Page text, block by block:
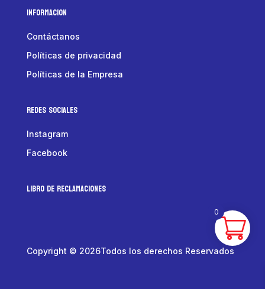
Informacion
Contáctanos
Políticas de privacidad
Políticas de la Empresa
Redes Sociales
Instagram
Facebook
LIBRO DE RECLAMACIONES
Copyright © 2026Todos los derechos Reservados
0